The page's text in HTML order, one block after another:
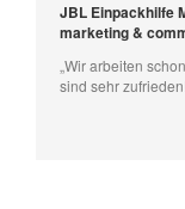
JBL Einpackhilfe
marketing &
„Wir arbeiten
sind sehr